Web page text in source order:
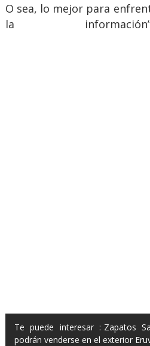
O sea, lo mejor para
la
Te puede interesar : Zapatos
podrán venderse en el exterior